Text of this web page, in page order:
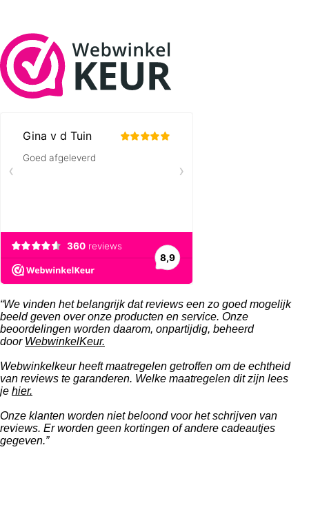
“We vinden het belangrijk dat reviews een zo goed mogelijk
beeld geven over onze producten en service. Onze
beoordelingen worden daarom, onpartijdig, beheerd
door WebwinkelKeur.
Webwinkelkeur heeft maatregelen getroffen om de echtheid
van reviews te garanderen. Welke maatregelen dit zijn lees
je hier.
Onze klanten worden niet beloond voor het schrijven van
reviews. Er worden geen kortingen of andere cadeautjes
gegeven.”